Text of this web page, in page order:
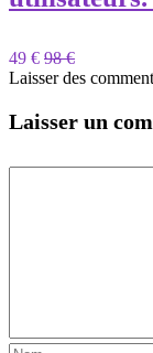
49 € 98 €
Laisser des
Laisser un